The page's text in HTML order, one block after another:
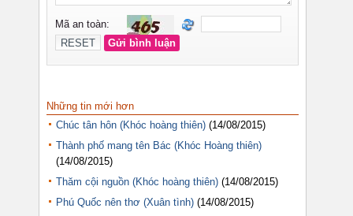
Những tin mới hơn
Chúc tân hôn (Khóc hoàng thiên) (14/08/2015)
Thành phố mang tên Bác (Khóc Hoàng thiên)
(14/08/2015)
Thăm cội nguồn (Khóc hoàng thiên) (14/08/2015)
Phú Quốc nên thơ (Xuân tình) (14/08/2015)